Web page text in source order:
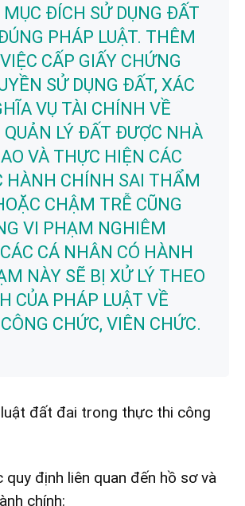
MỤC ĐÍCH SỬ DỤNG ĐẤT
PHÁP LUẬT. THÊM
CẤP GIẤY CHỨNG
SỬ DỤNG ĐẤT, XÁC
VỤ TÀI CHÍNH VỀ
LÝ ĐẤT ĐƯỢC NHÀ
VÀ THỰC HIỆN CÁC
HÀNH CHÍNH SAI THẨM
CHẬM TRỄ CŨNG
VI PHẠM NGHIÊM
CÁ NHÂN CÓ HÀNH
NÀY SẼ BỊ XỬ LÝ THEO
CỦA PHÁP LUẬT VỀ
CHỨC, VIÊN CHỨC.
đất đai trong thực thi công
quy định liên quan đến hồ sơ và
chính: